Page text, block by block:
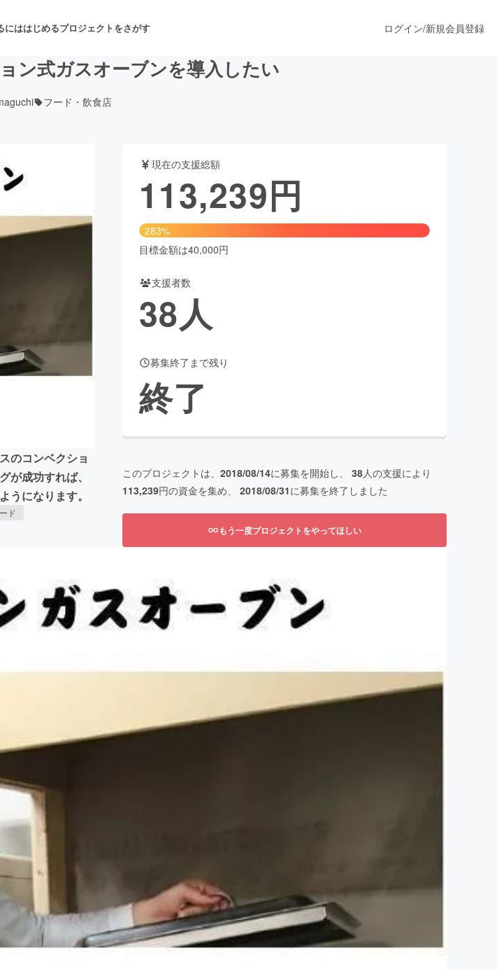
にははじめるプロジェクトをさがす
舞台・パフォーマンス
ファッション
ビューティー・ヘルスケア
Good
ログイン/新規会員登録
ン式ガスオーブンを導入したい
フード・飲食店
のコンベクショ
成功すれば、
うになります。
ド
現在の支援総額
113,239円
283%
目標金額は40,000円
支援者数
38人
募集終了まで残り
終了
このプロジェクトは、 2018/08/14に募集を開始し、 38人の支援により
113,239円の資金を集め、 2018/08/31に募集を終了しました
もう一度プロジェクトをやってほしい